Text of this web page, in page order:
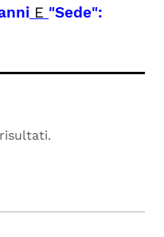
E "Sede":